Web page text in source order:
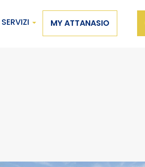
SERVIZI MY ATTANASIO